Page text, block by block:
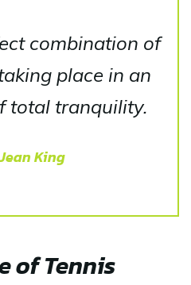
combination of
place in an
total tranquility.
King
of Tennis